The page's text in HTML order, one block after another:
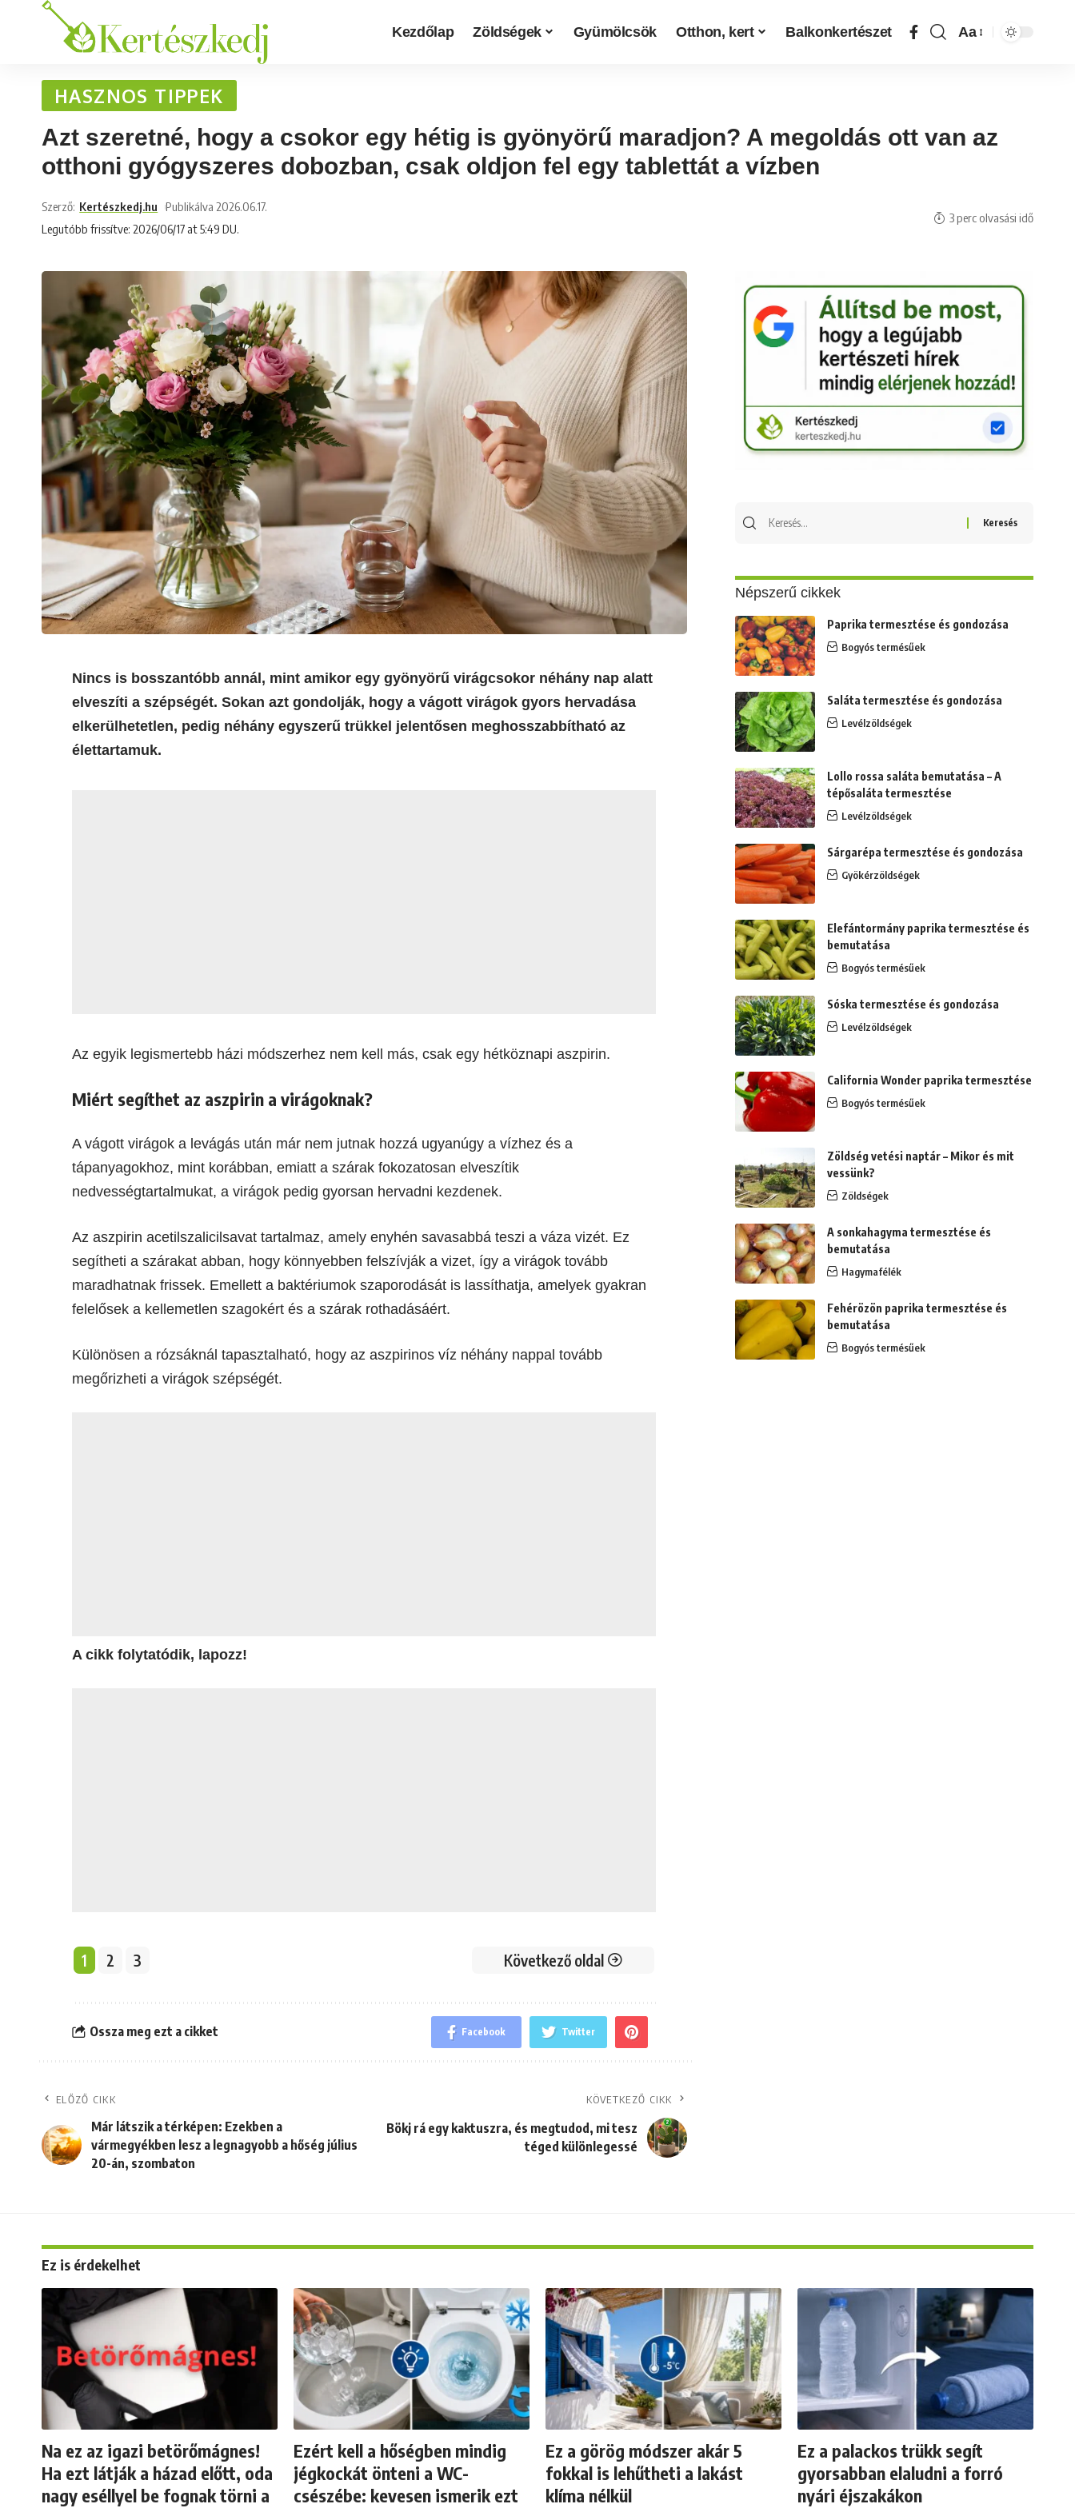
Kezdőlap Zöldségek Gyümölcsök Otthon, kert Balkonkertészet Aa
HASZNOS TIPPEK
Azt szeretné, hogy a csokor egy hétig is gyönyörű maradjon? A megoldás ott van az
otthoni gyógyszeres dobozban, csak oldjon fel egy tablettát a vízben
Legutóbb frissítve: 2026/06/17 at 5:49 DU.
Szerző: Kertészkedj.hu Publikálva 2026.06.17.
3 perc olvasási idő
Nincs is bosszantóbb annál, mint amikor egy gyönyörű virágcsokor néhány nap alatt
elveszíti a szépségét. Sokan azt gondolják, hogy a vágott virágok gyors hervadása
elkerülhetetlen, pedig néhány egyszerű trükkel jelentősen meghosszabbítható az
élettartamuk.
Az egyik legismertebb házi módszerhez nem kell más, csak egy hétköznapi aszpirin.
Miért segíthet az aszpirin a virágoknak?
A vágott virágok a levágás után már nem jutnak hozzá ugyanúgy a vízhez és a
tápanyagokhoz, mint korábban, emiatt a szárak fokozatosan elveszítik
nedvességtartalmukat, a virágok pedig gyorsan hervadni kezdenek.
Az aszpirin acetilszalicilsavat tartalmaz, amely enyhén savasabbá teszi a váza vizét. Ez
segítheti a szárakat abban, hogy könnyebben felszívják a vizet, így a virágok tovább
maradhatnak frissek. Emellett a baktériumok szaporodását is lassíthatja, amelyek gyakran
felelősek a kellemetlen szagokért és a szárak rothadásáért.
Különösen a rózsáknál tapasztalható, hogy az aszpirinos víz néhány nappal tovább
megőrizheti a virágok szépségét.
A cikk folytatódik, lapozz!
1 2 3 Következő oldal
Ossza meg ezt a cikket Facebook Twitter
ELŐZŐ CIKK
Már látszik a térképen: Ezekben a
vármegyékben lesz a legnagyobb a hőség július
20-án, szombaton
KÖVETKEZŐ CIKK
Bökj rá egy kaktuszra, és megtudod, mi tesz
téged különlegessé
Népszerű cikkek
Paprika termesztése és gondozása
Bogyós termésűek
Saláta termesztése és gondozása
Levélzöldségek
Lollo rossa saláta bemutatása – A
tépősaláta termesztése
Levélzöldségek
Sárgarépa termesztése és gondozása
Gyökérzöldségek
Elefántormány paprika termesztése és
bemutatása
Bogyós termésűek
Sóska termesztése és gondozása
Levélzöldségek
California Wonder paprika termesztése
Bogyós termésűek
Zöldség vetési naptár – Mikor és mit
vessünk?
Zöldségek
A sonkahagyma termesztése és
bemutatása
Hagymafélék
Fehérözön paprika termesztése és
bemutatása
Bogyós termésűek
Ez is érdekelhet
Na ez az igazi betörőmágnes!
Ha ezt látják a házad előtt, oda
nagy eséllyel be fognak törni a
Ezért kell a hőségben mindig
jégkockát önteni a WC-
csészébe: kevesen ismerik ezt
Ez a görög módszer akár 5
fokkal is lehűtheti a lakást
klíma nélkül
Ez a palackos trükk segít
gyorsabban elaludni a forró
nyári éjszakákon